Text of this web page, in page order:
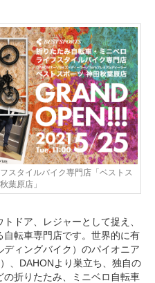
スタイルバイク専門店「ベストス
葉原店」
ドア、レジャーとして捉え、
転車専門店です。世界的に有
ィングバイク）のパイオニア
、DAHONより巣立ち、独自の
折りたたみ、ミニベロ自転車